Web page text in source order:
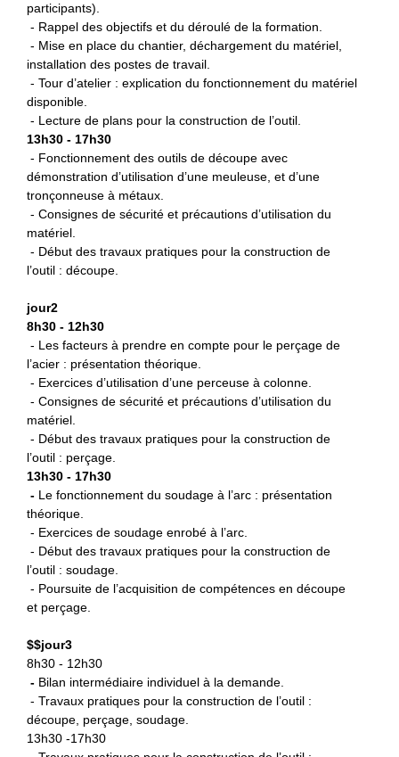
participants).
- Rappel des objectifs et du déroulé de la formation.
- Mise en place du chantier, déchargement du matériel,
installation des postes de travail.
- Tour d’atelier : explication du fonctionnement du matériel
disponible.
- Lecture de plans pour la construction de l’outil.
13h30 - 17h30
- Fonctionnement des outils de découpe avec
démonstration d’utilisation d’une meuleuse, et d’une
tronçonneuse à métaux.
- Consignes de sécurité et précautions d’utilisation du
matériel.
- Début des travaux pratiques pour la construction de
l’outil : découpe.
jour2
8h30 - 12h30
- Les facteurs à prendre en compte pour le perçage de
l’acier : présentation théorique.
- Exercices d’utilisation d’une perceuse à colonne.
- Consignes de sécurité et précautions d’utilisation du
matériel.
- Début des travaux pratiques pour la construction de
l’outil : perçage.
13h30 - 17h30
- Le fonctionnement du soudage à l’arc : présentation
théorique.
- Exercices de soudage enrobé à l’arc.
- Début des travaux pratiques pour la construction de
l’outil : soudage.
- Poursuite de l’acquisition de compétences en découpe
et perçage.
$$jour3
8h30 - 12h30
- Bilan intermédiaire individuel à la demande.
- Travaux pratiques pour la construction de l’outil :
découpe, perçage, soudage.
13h30 -17h30